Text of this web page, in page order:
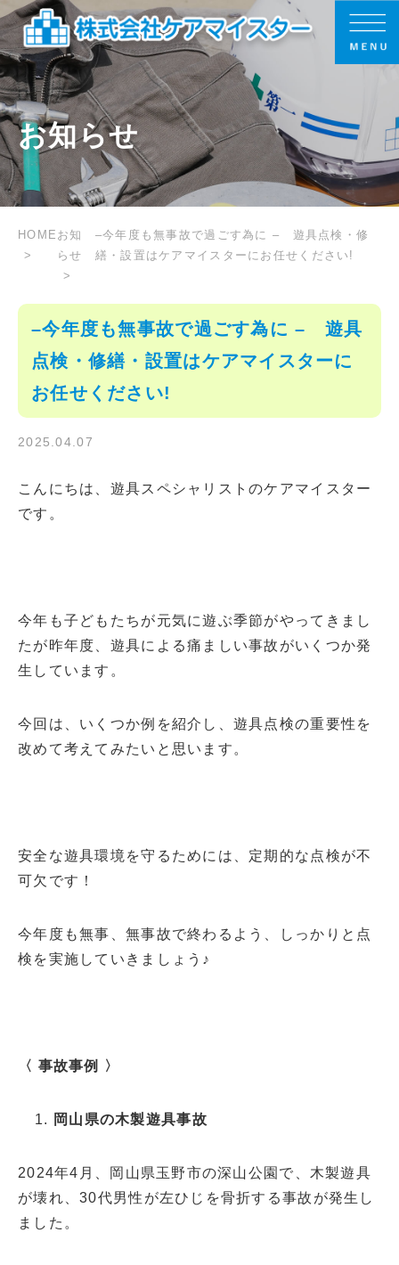
お知らせ
HOME お知
らせ
–今年度も無事故で過ごす為に – 遊具点検・修
繕・設置はケアマイスターにお任せください!
–今年度も無事故で過ごす為に – 遊具
点検・修繕・設置はケアマイスターに
お任せください!
2025.04.07
こんにちは、遊具スペシャリストのケアマイスター
です。
今年も子どもたちが元気に遊ぶ季節がやってきまし
たが昨年度、遊具による痛ましい事故がいくつか発
生しています。
今回は、いくつか例を紹介し、遊具点検の重要性を
改めて考えてみたいと思います。
安全な遊具環境を守るためには、定期的な点検が不
可欠です！
今年度も無事、無事故で終わるよう、しっかりと点
検を実施していきましょう♪
〈 事故事例 〉
岡山県の木製遊具事故
2024年4月、岡山県玉野市の深山公園で、木製遊具
が壊れ、30代男性が左ひじを骨折する事故が発生し
ました。